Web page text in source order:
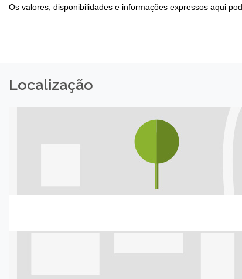
Os valores, disponibilidades e informações expressos aqui
Localização